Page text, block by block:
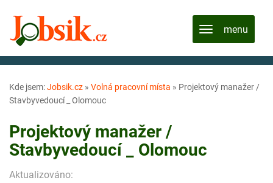
Kde jsem:Jobsik.cz » Volná pracovní místa » Projektový manažer /
Stavbyvedoucí _ Olomouc
Projektový manažer /
Stavbyvedoucí _ Olomouc
Aktualizováno: